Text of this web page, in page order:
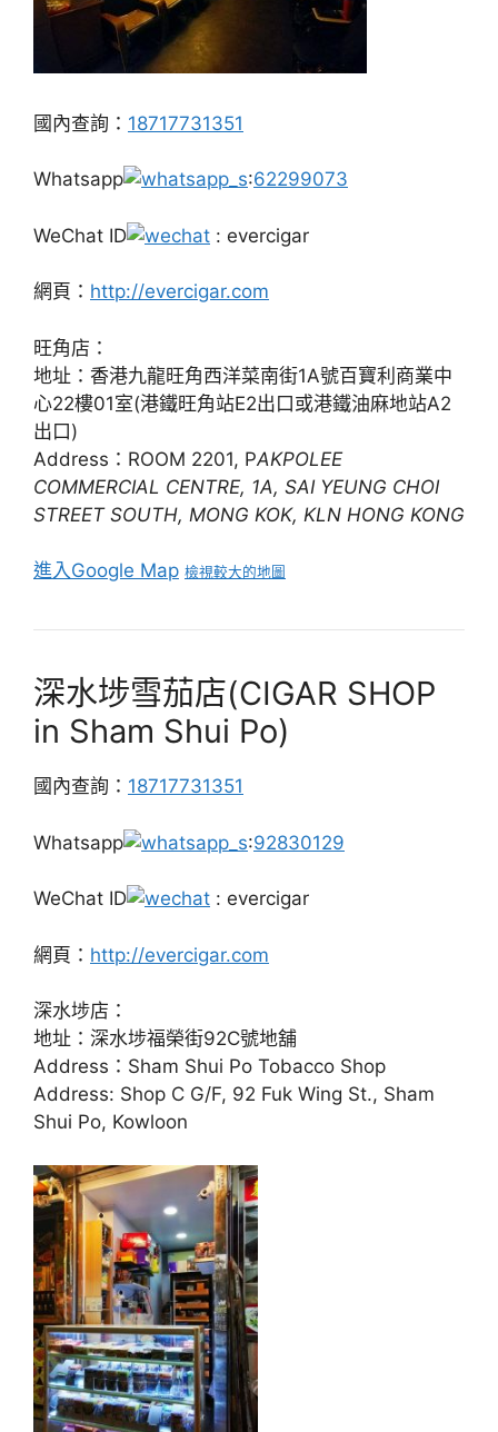
國內查詢： 18717731351
Whatsapp :62299073
WeChat ID : evercigar
網頁： http://evercigar.com
旺角店：
地址：香港九龍旺角西洋菜南街1A號百寶利商業中
心22樓01室(港鐵旺角站E2出口或港鐵油麻地站A2
出口)
Address：ROOM 2201, PAKPOLEE
COMMERCIAL CENTRE, 1A, SAI YEUNG CHOI
STREET SOUTH, MONG KOK, KLN HONG KONG
進入Google Map 檢視較大的地圖
深水埗雪茄店(CIGAR SHOP
in Sham Shui Po)
國內查詢： 18717731351
Whatsapp :92830129
WeChat ID : evercigar
網頁： http://evercigar.com
深水埗店：
地址：深水埗福榮街92C號地舖
Address：Sham Shui Po Tobacco Shop
Address: Shop C G/F, 92 Fuk Wing St., Sham
Shui Po, Kowloon